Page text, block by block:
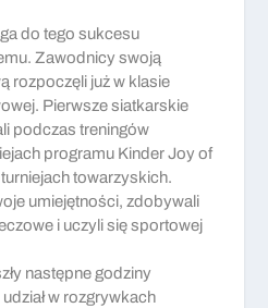
do tego sukcesu
Zawodnicy swoją
rozpoczęli już w klasie
Pierwsze siatkarskie
podczas treningów
programu Kinder Joy of
towarzyskich.
umiejętności, zdobywali
i uczyli się sportowej
następne godziny
w rozgrywkach